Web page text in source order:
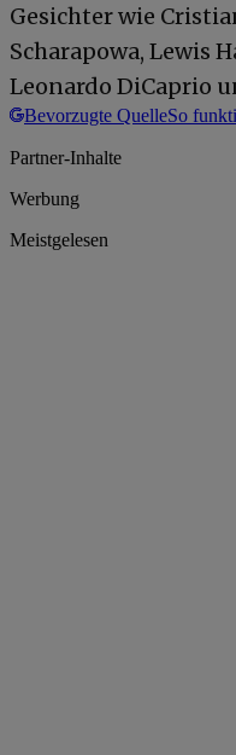
Gesichter wie
Scharapowa, Lewis
Leonardo DiCaprio
Bevorzugte QuelleSo
Partner-Inhalte
Werbung
Meistgelesen